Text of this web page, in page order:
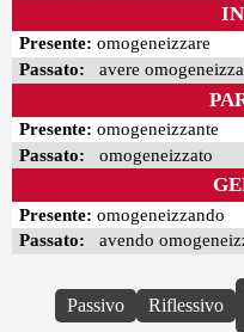
Presente: omogeneizzare
Passato: avere
Presente: omogeneizzante
Passato: omogeneizzato
Presente: omogeneizzando
Passato: avendo
Passivo Riflessivo